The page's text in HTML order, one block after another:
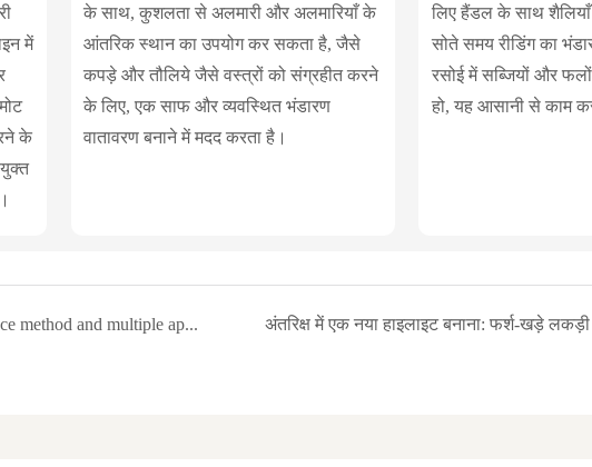
में
के
के साथ, कुशलता से अलमारी और अलमारियाँ के
आंतरिक स्थान का उपयोग कर सकता है, जैसे
कपड़े और तौलिये जैसे वस्त्रों को संग्रहीत करने
के लिए, एक साफ और व्यवस्थित भंडारण
वातावरण बनाने में मदद करता है।
लिए हैंडल के साथ
सोते समय रीडिंग का
रसोई में सब्जियों और
हो, यह आसानी से काम
Unlock the correct maintenance method and multiple application scenarios of wicker flower baskets